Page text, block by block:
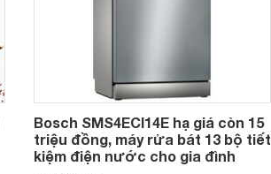
Bosch SMS4ECI14E hạ giá còn 15
triệu đồng, máy rửa bát 13 bộ tiết
kiệm điện nước cho gia đình